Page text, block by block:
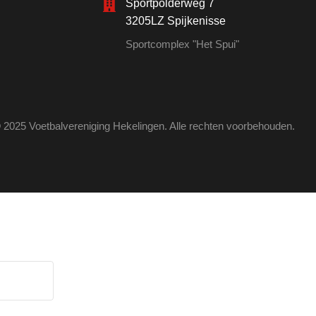
Sportpolderweg 7
3205LZ Spijkenisse
Sportcomplex "Het Spui"
Voetbalvereniging Hekelingen. Alle rechten voorbehouden.